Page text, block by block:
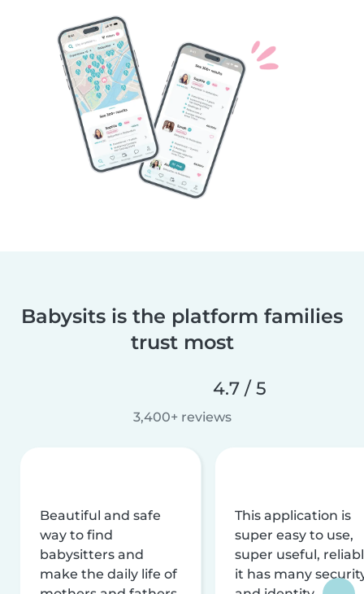
Babysits is the platform families
trust most
4.7 / 5
3,400+ reviews
Beautiful and safe
way to find
babysitters and
make the daily life of
This application is
super easy to use,
super useful,
it has many